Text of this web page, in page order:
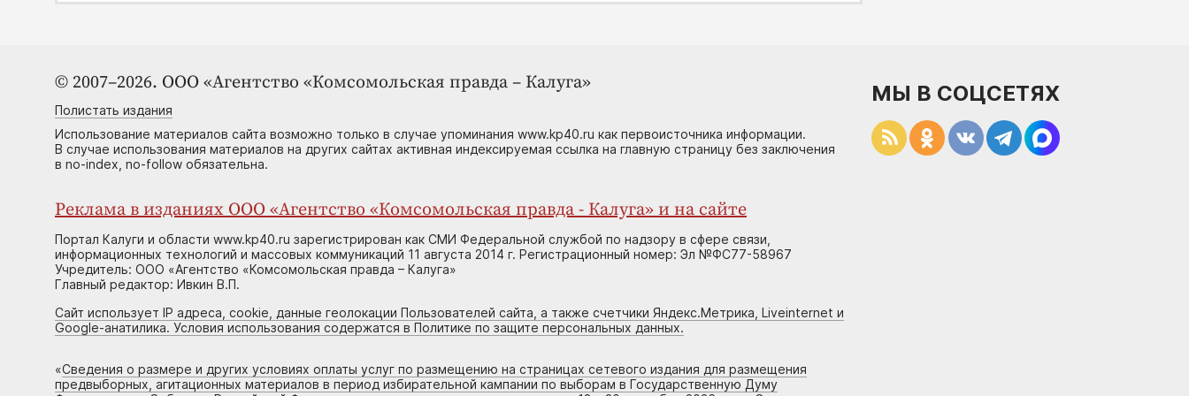
© 2007–2026. ООО «Агентство «Комсомольская правда – Калуга»
Полистать издания
Использование материалов сайта возможно только в случае упоминания www.kp40.ru как первоисточника информации.
В случае использования материалов на других сайтах активная индексируемая ссылка на главную страницу без заключения
в no-index, no-follow обязательна.
Реклама в изданиях ООО «Агентство «Комсомольская правда - Калуга» и на сайте
Портал Калуги и области www.kp40.ru зарегистрирован как СМИ Федеральной службой по надзору в сфере связи,
информационных технологий и массовых коммуникаций 11 августа 2014 г. Регистрационный номер: Эл №ФС77-58967
Учредитель: ООО «Агентство «Комсомольская правда – Калуга»
Главный редактор: Ивкин В.П.
Сайт использует IP адреса, cookie, данные геолокации Пользователей сайта, а также счетчики Яндекс.Метрика, Liveinternet и
Google-анатилика. Условия использования содержатся в Политике по защите персональных данных.
«Сведения о размере и других условиях оплаты услуг по размещению на страницах сетевого издания для размещения
предвыборных, агитационных материалов в период избирательной кампании по выборам в Государственную Думу
МЫ В СОЦСЕТЯХ